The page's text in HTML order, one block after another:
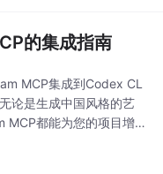
的集成指南
MCP集成到Codex CL
论是生成中国风格的艺
MCP都能为您的项目增
#图像生成 #图像编辑。